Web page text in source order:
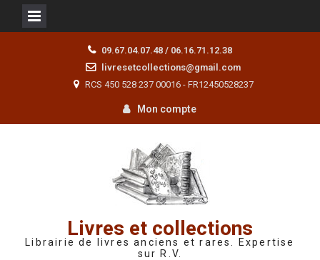
09.67.04.07.48 / 06.16.71.12.38
livresetcollections@gmail.com
RCS 450 528 237 00016 - FR12450528237
Mon compte
Livres et collections
Librairie de livres anciens et rares. Expertise
sur R.V.